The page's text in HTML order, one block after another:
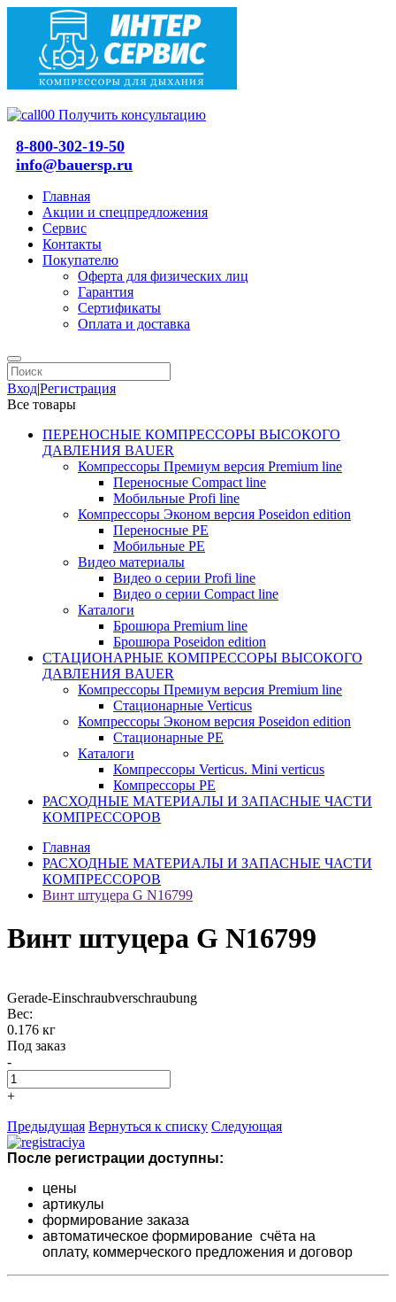
Получить консультацию
8-800-302-19-50
info@bauersp.ru
Главная
Акции и спецпредложения
Сервис
Контакты
Покупателю
Оферта для физических лиц
Гарантия
Сертификаты
Оплата и доставка
Вход|Регистрация
Все товары
ПЕРЕНОСНЫЕ КОМПРЕССОРЫ ВЫСОКОГО
ДАВЛЕНИЯ BAUER
Компрессоры Премиум версия Premium line
Переносные Compact line
Мобильные Profi line
Компрессоры Эконом версия Poseidon edition
Переносные PE
Мобильные PE
Видео материалы
Видео о серии Profi line
Видео о серии Compact line
Каталоги
Брошюра Premium line
Брошюра Poseidon edition
СТАЦИОНАРНЫЕ КОМПРЕССОРЫ ВЫСОКОГО
ДАВЛЕНИЯ BAUER
Компрессоры Премиум версия Premium line
Стационарные Verticus
Компрессоры Эконом версия Poseidon edition
Стационарные PE
Каталоги
Компрессоры Verticus. Mini verticus
Компрессоры PE
РАСХОДНЫЕ МАТЕРИАЛЫ И ЗАПАСНЫЕ ЧАСТИ
КОМПРЕССОРОВ
Главная
РАСХОДНЫЕ МАТЕРИАЛЫ И ЗАПАСНЫЕ ЧАСТИ
КОМПРЕССОРОВ
Винт штуцера G N16799
Винт штуцера G N16799
Gerade-Einschraubverschraubung
Вес:
0.176 кг
Под заказ
-
+
Предыдущая Вернуться к списку Следующая
После регистрации доступны:
цены
артикулы
формирование заказа
автоматическое формирование счёта на
оплату, коммерческого предложения и договор